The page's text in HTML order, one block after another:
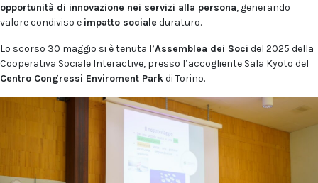
opportunità di innovazione nei servizi alla persona, generando
valore condiviso e impatto sociale duraturo.
Lo scorso 30 maggio si è tenuta l’Assemblea dei Soci del 2025 della
Cooperativa Sociale Interactive, presso l’accogliente Sala Kyoto del
Centro Congressi Enviroment Parkdi Torino.